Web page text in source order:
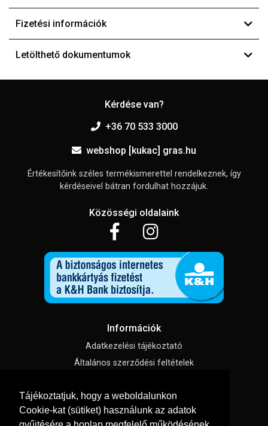
Tájékoztatjuk, hogy a weboldalunkon
Cookie-kat (sütiket) használunk az adatok
Fizetési információk
Letölthető dokumentumok
Kérdése van?
+36 70 533 3000
webshop [kukac] gras.hu
Értékesítőink széles termékismerettel rendelkeznek, így
kérdéseivel bátran fordulhat hozzájuk.
Közösségi oldalaink
Információk
Adatkezelési tájékoztató
Általános szerződési feltételek
Süti beállítások